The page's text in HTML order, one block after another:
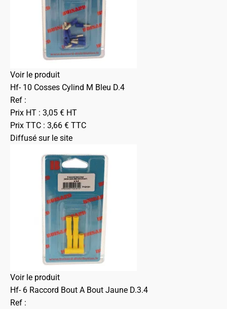
Voir le produit
Hf- 10 Cosses Cylind M Bleu D.4
Ref :
Prix HT : 3,05 € HT
Prix TTC : 3,66 € TTC
Diffusé sur le site
Voir le produit
Hf- 6 Raccord Bout A Bout Jaune D.3.4
Ref :